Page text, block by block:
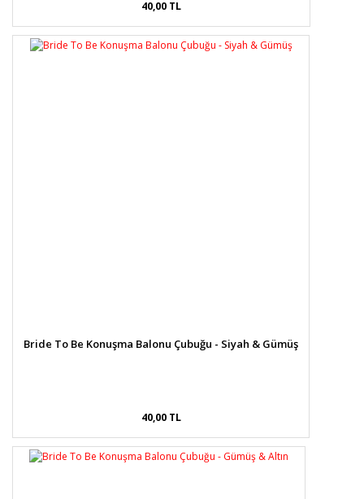
40,00 TL
Bride To Be Konuşma Balonu Çubuğu - Siyah & Gümüş
40,00 TL